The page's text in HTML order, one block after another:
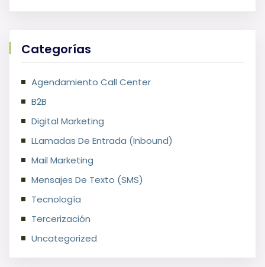
Categorías
Agendamiento Call Center
B2B
Digital Marketing
LLamadas De Entrada (Inbound)
Mail Marketing
Mensajes De Texto (SMS)
Tecnología
Tercerización
Uncategorized